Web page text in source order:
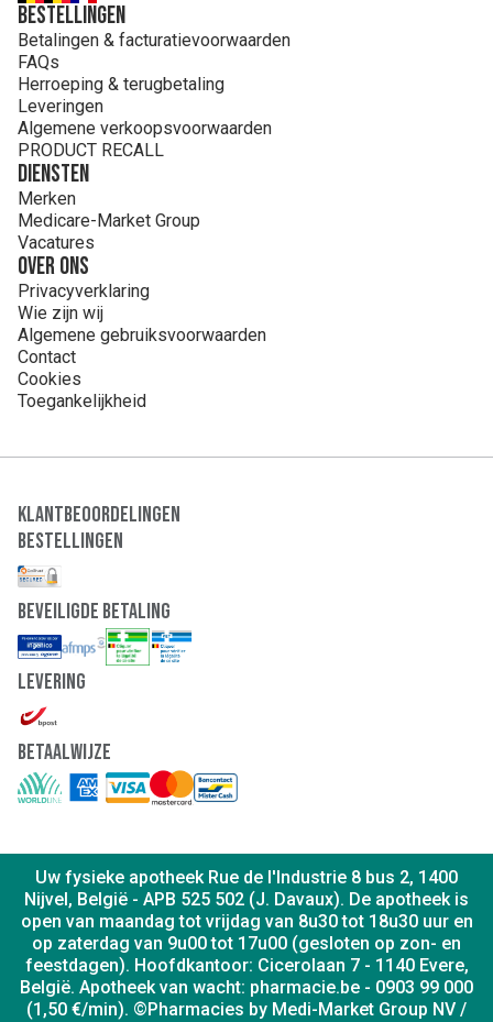
Bestellingen
Betalingen & facturatievoorwaarden
FAQs
Herroeping & terugbetaling
Leveringen
Algemene verkoopsvoorwaarden
PRODUCT RECALL
Diensten
Merken
Medicare-Market Group
Vacatures
Over ons
Privacyverklaring
Wie zijn wij
Algemene gebruiksvoorwaarden
Contact
Cookies
Toegankelijkheid
Klantbeoordelingen
Bestellingen
Beveiligde Betaling
Levering
Betaalwijze
Uw fysieke apotheek Rue de l'Industrie 8 bus 2, 1400
Nijvel, België - APB 525 502 (J. Davaux). De apotheek is
open van maandag tot vrijdag van 8u30 tot 18u30 uur en
op zaterdag van 9u00 tot 17u00 (gesloten op zon- en
feestdagen). Hoofdkantoor: Cicerolaan 7 - 1140 Evere,
België. Apotheek van wacht: pharmacie.be - 0903 99 000
(1,50 €/min). ©Pharmacies by Medi-Market Group NV /